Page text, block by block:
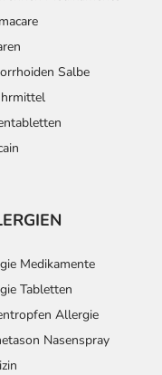
Salbe
Medikamente
Tabletten
Allergie
Nasenspray